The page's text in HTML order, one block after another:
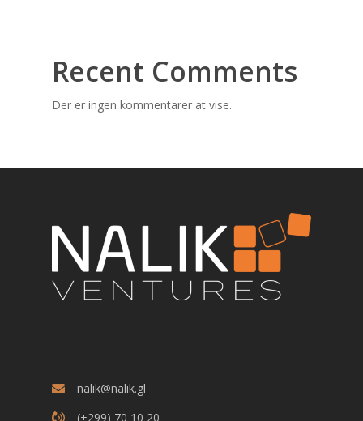
Recent Comments
Der er ingen kommentarer at vise.
nalik@nalik.gl
(+299) 70 10 20